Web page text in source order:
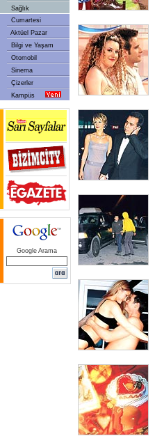
Sağlık
Cumartesi
Aktüel Pazar
Bilgi ve Yaşam
Otomobil
Sinema
Çizerler
Kampüs
Google Arama